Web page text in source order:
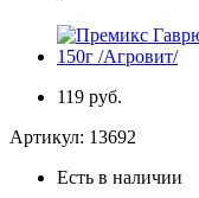
119 руб.
Артикул: 13692
Есть в наличии